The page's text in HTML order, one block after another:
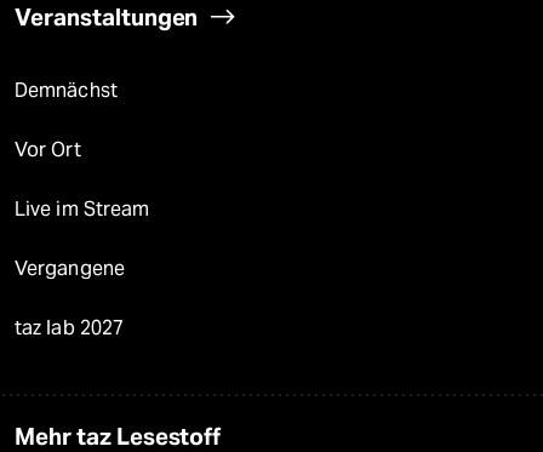
Veranstaltungen
Demnächst
Vor Ort
Live im Stream
Vergangene
taz lab 2027
Mehr taz Lesestoff